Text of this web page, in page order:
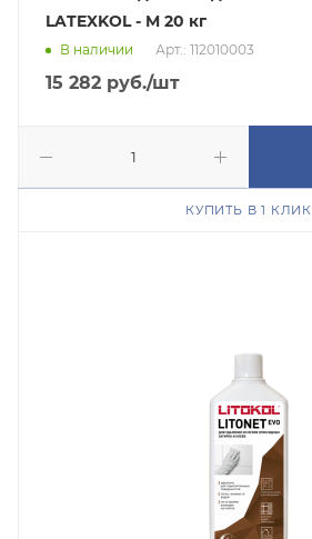
LATEXKOL - M 20 кг
В наличии Арт.: 112010003
15 282 руб./шт
КУПИТЬ В 1 КЛИК